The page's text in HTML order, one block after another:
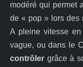
modéré qui permet
de « pop » lors des
A pleine vitesse
vague, ou dans le
contrôler grâce à